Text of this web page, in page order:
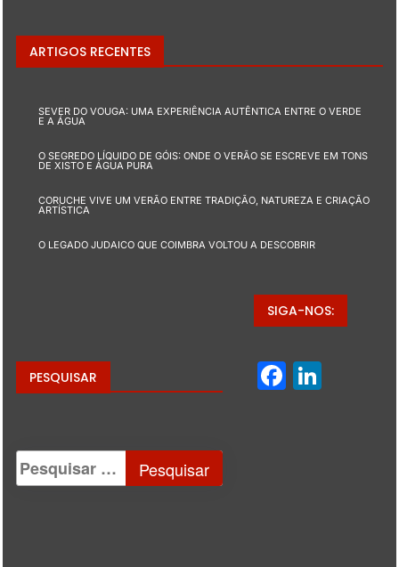
ARTIGOS RECENTES
SEVER DO VOUGA: UMA EXPERIÊNCIA AUTÊNTICA ENTRE O VERDE
E A ÁGUA
O SEGREDO LÍQUIDO DE GÓIS: ONDE O VERÃO SE ESCREVE EM TONS
DE XISTO E ÁGUA PURA
CORUCHE VIVE UM VERÃO ENTRE TRADIÇÃO, NATUREZA E CRIAÇÃO
ARTÍSTICA
O LEGADO JUDAICO QUE COIMBRA VOLTOU A DESCOBRIR
PESQUISAR
SIGA-NOS: